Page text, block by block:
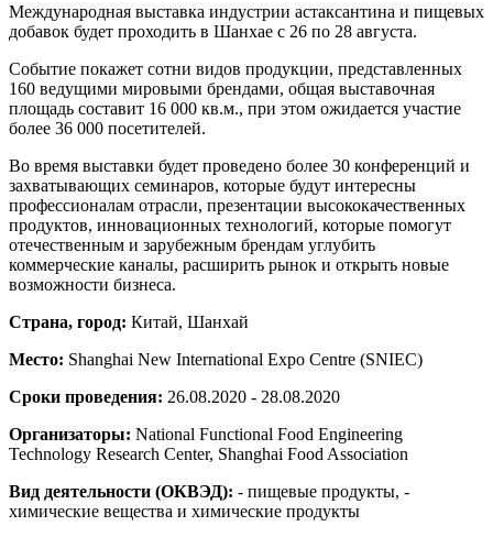
Международная выставка индустрии астаксантина и пищевых
добавок будет проходить в Шанхае с 26 по 28 августа.
Событие покажет сотни видов продукции, представленных
160 ведущими мировыми брендами, общая выставочная
площадь составит 16 000 кв.м., при этом ожидается участие
более 36 000 посетителей.
Во время выставки будет проведено более 30 конференций и
захватывающих семинаров, которые будут интересны
профессионалам отрасли, презентации высококачественных
продуктов, инновационных технологий, которые помогут
отечественным и зарубежным брендам углубить
коммерческие каналы, расширить рынок и открыть новые
возможности бизнеса.
Страна, город: Китай, Шанхай
Место: Shanghai New International Expo Centre (SNIEC)
Сроки проведения: 26.08.2020 - 28.08.2020
Организаторы: National Functional Food Engineering
Technology Research Center, Shanghai Food Association
Вид деятельности (ОКВЭД): - пищевые продукты, -
химические вещества и химические продукты